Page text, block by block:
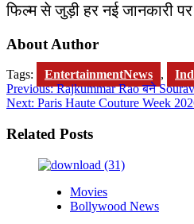
फिल्म से जुड़ी हर नई जानकारी
About Author
Tags: EntertainmentNews ,
Post
navigation
Previous:Rajkummar Rao बने Sourav
Next: Paris Haute Couture Week
Related Posts
Movies
Bollywood News